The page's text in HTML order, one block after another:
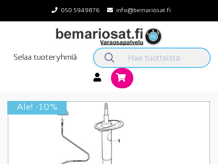
content
050 5949876 info@bemariosat.fi
Selaa tuoteryhmiä
Ale! -10%